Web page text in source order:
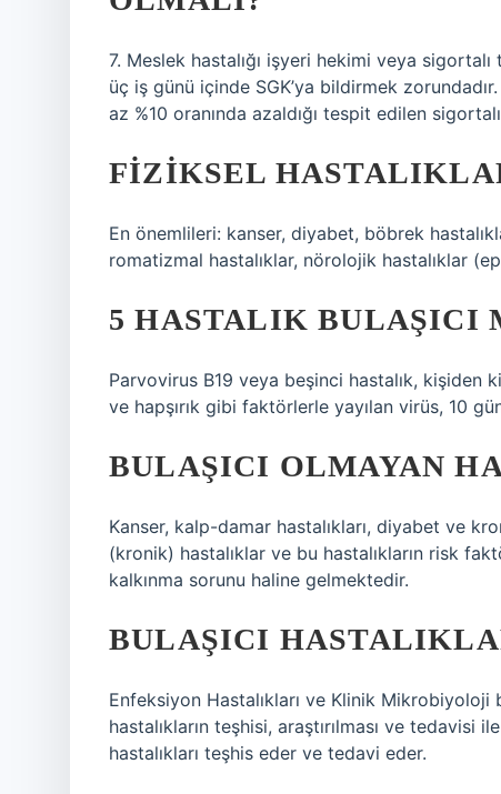
7. Meslek hastalığı işyeri hekimi veya
üç iş günü içinde SGK’ya bildirmek
az %10 oranında azaldığı tespit edilen
FIZIKSEL
En önemlileri: kanser, diyabet, böbrek
romatizmal hastalıklar, nörolojik hastalıklar
5 HASTALIK BULAŞICI
Parvovirus B19 veya beşinci hastalık, kişiden
ve hapşırık gibi faktörlerle yayılan virüs, 10
BULAŞICI OLMAYAN
Kanser, kalp-damar hastalıkları, diyabet ve
(kronik) hastalıklar ve bu hastalıkların risk
kalkınma sorunu haline gelmektedir.
BULAŞICI
Enfeksiyon Hastalıkları ve Klinik
hastalıkların teşhisi, araştırılması ve
hastalıkları teşhis eder ve tedavi eder.